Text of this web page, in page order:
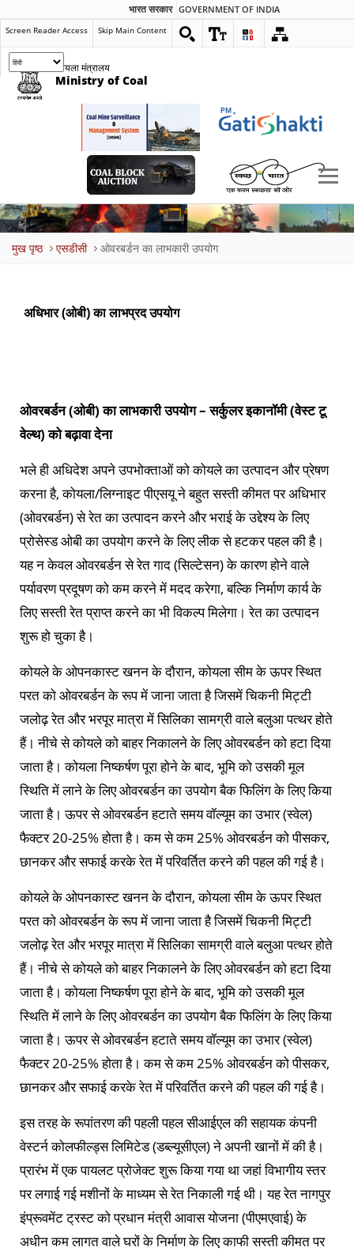
भारत सरकार GOVERNMENT OF INDIA
Screen Reader Access Skip Main Content
कोयला मंत्रालय
Ministry of Coal
मुख पृष्ठ एसडीसी ओवरबर्डन का लाभकारी उपयोग
अधिभार (ओबी) का लाभप्रद उपयोग
ओवरबर्डन (ओबी) का लाभकारी उपयोग – सर्कुलर इकानॉमी (वेस्ट टू
वेल्थ) को बढ़ावा देना
भले ही अधिदेश अपने उपभोक्ताओं को कोयले का उत्पादन और प्रेषण
करना है, कोयला/लिग्नाइट पीएसयू ने बहुत सस्ती कीमत पर अधिभार
(ओवरबर्डन) से रेत का उत्पादन करने और भराई के उद्देश्य के लिए
प्रोसेस्ड ओबी का उपयोग करने के लिए लीक से हटकर पहल की है।
यह न केवल ओवरबर्डन से रेत गाद (सिल्टेसन) के कारण होने वाले
पर्यावरण प्रदूषण को कम करने में मदद करेगा, बल्कि निर्माण कार्य के
लिए सस्ती रेत प्राप्त करने का भी विकल्प मिलेगा। रेत का उत्पादन
शुरू हो चुका है।
कोयले के ओपनकास्ट खनन के दौरान, कोयला सीम के ऊपर स्थित
परत को ओवरबर्डन के रूप में जाना जाता है जिसमें चिकनी मिट्टी
जलोढ़ रेत और भरपूर मात्रा में सिलिका सामग्री वाले बलुआ पत्थर होते
हैं। नीचे से कोयले को बाहर निकालने के लिए ओवरबर्डन को हटा दिया
जाता है। कोयला निष्कर्षण पूरा होने के बाद, भूमि को उसकी मूल
स्थिति में लाने के लिए ओवरबर्डन का उपयोग बैक फिलिंग के लिए किया
जाता है। ऊपर से ओवरबर्डन हटाते समय वॉल्यूम का उभार (स्वेल)
फैक्टर 20-25% होता है। कम से कम 25% ओवरबर्डन को पीसकर,
छानकर और सफाई करके रेत में परिवर्तित करने की पहल की गई है।
कोयले के ओपनकास्ट खनन के दौरान, कोयला सीम के ऊपर स्थित
परत को ओवरबर्डन के रूप में जाना जाता है जिसमें चिकनी मिट्टी
जलोढ़ रेत और भरपूर मात्रा में सिलिका सामग्री वाले बलुआ पत्थर होते
हैं। नीचे से कोयले को बाहर निकालने के लिए ओवरबर्डन को हटा दिया
जाता है। कोयला निष्कर्षण पूरा होने के बाद, भूमि को उसकी मूल
स्थिति में लाने के लिए ओवरबर्डन का उपयोग बैक फिलिंग के लिए किया
जाता है। ऊपर से ओवरबर्डन हटाते समय वॉल्यूम का उभार (स्वेल)
फैक्टर 20-25% होता है। कम से कम 25% ओवरबर्डन को पीसकर,
छानकर और सफाई करके रेत में परिवर्तित करने की पहल की गई है।
इस तरह के रूपांतरण की पहली पहल सीआईएल की सहायक कंपनी
वेस्टर्न कोलफील्ड्स लिमिटेड (डब्ल्यूसीएल) ने अपनी खानों में की है।
प्रारंभ में एक पायलट प्रोजेक्ट शुरू किया गया था जहां विभागीय स्तर
पर लगाई गई मशीनों के माध्यम से रेत निकाली गई थी। यह रेत नागपुर
इंप्रूवमेंट ट्रस्ट को प्रधान मंत्री आवास योजना (पीएमएवाई) के
अधीन कम लागत वाले घरों के निर्माण के लिए काफी सस्ती कीमत पर